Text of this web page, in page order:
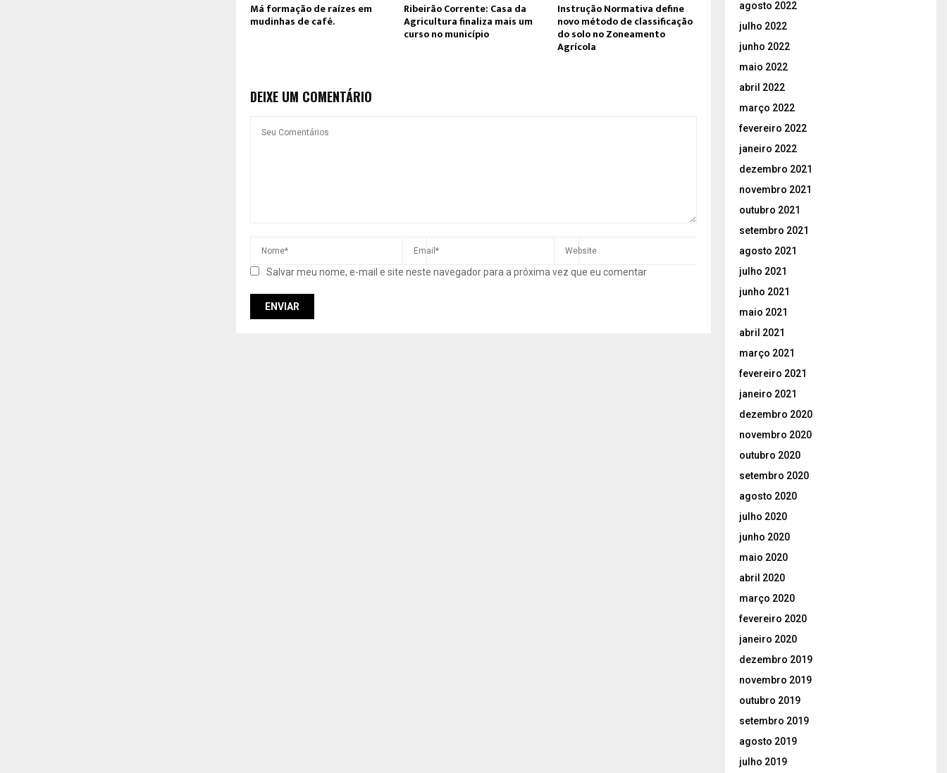
Má formação de raízes em
mudinhas de café.
Ribeirão Corrente: Casa da
Agricultura finaliza mais um
curso no município
Instrução Normativa define
novo método de classificação
do solo no Zoneamento
Agrícola
DEIXE UM COMENTÁRIO
Salvar meu nome, e-mail e site neste navegador para a próxima vez que eu comentar
agosto 2022
julho 2022
junho 2022
maio 2022
abril 2022
março 2022
fevereiro 2022
janeiro 2022
dezembro 2021
novembro 2021
outubro 2021
setembro 2021
agosto 2021
julho 2021
junho 2021
maio 2021
abril 2021
março 2021
fevereiro 2021
janeiro 2021
dezembro 2020
novembro 2020
outubro 2020
setembro 2020
agosto 2020
julho 2020
junho 2020
maio 2020
abril 2020
março 2020
fevereiro 2020
janeiro 2020
dezembro 2019
novembro 2019
outubro 2019
setembro 2019
agosto 2019
julho 2019